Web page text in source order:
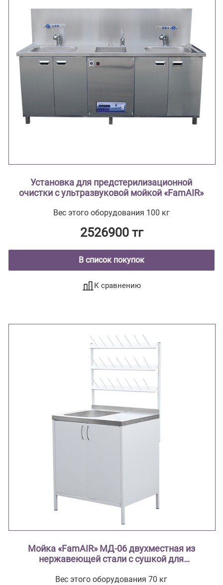
Установка для предстерилизационной
очистки с ультразвуковой мойкой «FamAIR»
Вес этого оборудования 100 кг
2526900 тг
В список покупок
К сравнению
Мойка «FamAIR» МД-06 двухместная из
нержавеющей стали с сушкой для
Вес этого оборудования 70 кг